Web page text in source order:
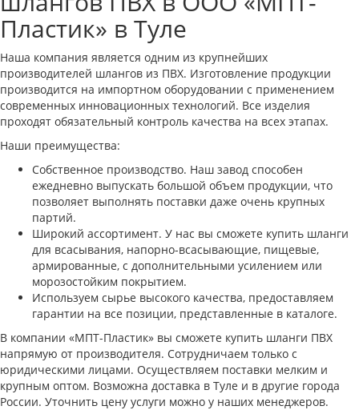
Пластик» в Туле
Наша компания является одним из крупнейших
производителей шлангов из ПВХ. Изготовление продукции
производится на импортном оборудовании с применением
современных инновационных технологий. Все изделия
проходят обязательный контроль качества на всех этапах.
Наши преимущества:
Собственное производство. Наш завод способен
ежедневно выпускать большой объем продукции, что
позволяет выполнять поставки даже очень крупных
партий.
Широкий ассортимент. У нас вы сможете купить шланги
для всасывания, напорно-всасывающие, пищевые,
армированные, с дополнительными усилением или
морозостойким покрытием.
Используем сырье высокого качества, предоставляем
гарантии на все позиции, представленные в каталоге.
В компании «МПТ-Пластик» вы сможете купить шланги ПВХ
напрямую от производителя. Сотрудничаем только с
юридическими лицами. Осуществляем поставки мелким и
крупным оптом. Возможна доставка в Туле и в другие города
России. Уточнить цену услуги можно у наших менеджеров.